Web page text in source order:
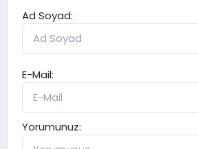
Ad Soyad:
E-Mail:
Yorumunuz: